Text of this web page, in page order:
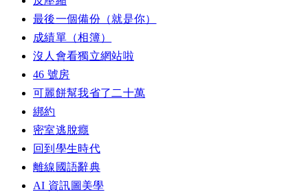
最後一個備份（就是你）
成績單（相簿）
沒人會看獨立網站啦
46 號房
可麗餅幫我省了二十萬
綁約
密室逃脫癮
回到學生時代
離線國語辭典
AI 資訊圖美學